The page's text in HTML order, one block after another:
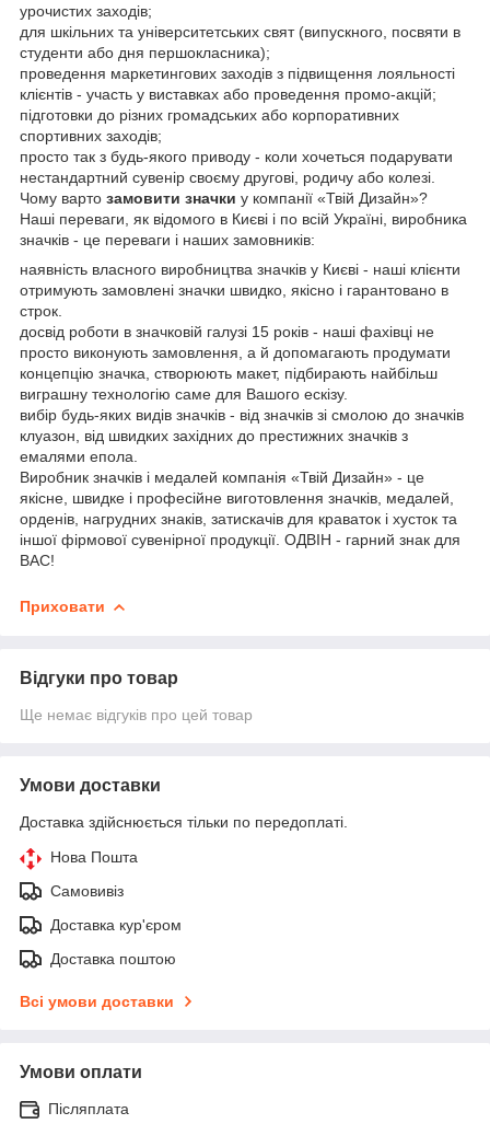
урочистих заходів;
для шкільних та університетських свят (випускного, посвяти в
студенти або дня першокласника);
проведення маркетингових заходів з підвищення лояльності
клієнтів - участь у виставках або проведення промо-акцій;
підготовки до різних громадських або корпоративних
спортивних заходів;
просто так з будь-якого приводу - коли хочеться подарувати
нестандартний сувенір своєму другові, родичу або колезі.
Чому варто замовити значки у компанії «Твій Дизайн»?
Наші переваги, як відомого в Києві і по всій Україні, виробника
значків - це переваги і наших замовників:
наявність власного виробництва значків у Києві - наші клієнти
отримують замовлені значки швидко, якісно і гарантовано в
строк.
досвід роботи в значковій галузі 15 років - наші фахівці не
просто виконують замовлення, а й допомагають продумати
концепцію значка, створюють макет, підбирають найбільш
виграшну технологію саме для Вашого ескізу.
вибір будь-яких видів значків - від значків зі смолою до значків
клуазон, від швидких західних до престижних значків з
емалями епола.
Виробник значків і медалей компанія «Твій Дизайн» - це
якісне, швидке і професійне виготовлення значків, медалей,
орденів, нагрудних знаків, затискачів для краваток і хусток та
іншої фірмової сувенірної продукції. ОДВІН - гарний знак для
ВАС!
Приховати
Відгуки про товар
Ще немає відгуків про цей товар
Умови доставки
Доставка здійснюється тільки по передоплаті.
Нова Пошта
Самовивіз
Доставка кур'єром
Доставка поштою
Всі умови доставки
Умови оплати
Післяплата